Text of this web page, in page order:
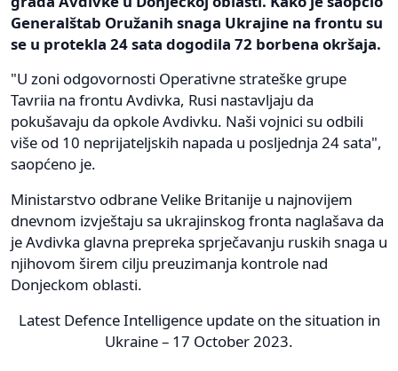
Generalštab Oružanih snaga Ukrajine na frontu su
se u protekla 24 sata dogodila 72 borbena okršaja.
"U zoni odgovornosti Operativne strateške grupe
Tavriia na frontu Avdivka, Rusi nastavljaju da
pokušavaju da opkole Avdivku. Naši vojnici su odbili
više od 10 neprijateljskih napada u posljednja 24 sata",
saopćeno je.
Ministarstvo odbrane Velike Britanije u najnovijem
dnevnom izvještaju sa ukrajinskog fronta naglašava da
je Avdivka glavna prepreka sprječavanju ruskih snaga u
njihovom širem cilju preuzimanja kontrole nad
Donjeckom oblasti.
Latest Defence Intelligence update on the situation in
Ukraine – 17 October 2023.